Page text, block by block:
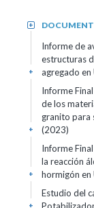
+
Informe de
estructuras
agregado
+
Informe
de los
granito para
(2023)
+
Informe
la reacción
hormigón en
+
Estudio del
+